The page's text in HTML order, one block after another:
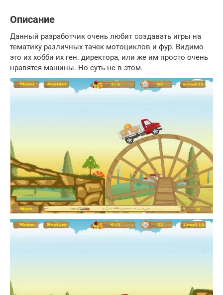
Описание
Данный разработчик очень любит создавать игры на
тематику различных тачек мотоциклов и фур. Видимо
это их хобби их ген. директора, или же им просто очень
нравятся машины. Но суть не в этом.